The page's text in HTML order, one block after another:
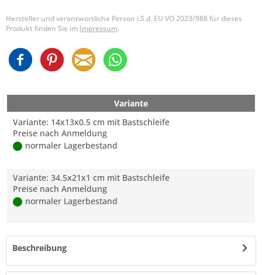
Hersteller und verantwortliche Person i.S.d. EU VO 2023/988 für dieses
Produkt finden Sie im Impressum.
Variante
Variante: 14x13x0.5 cm mit Bastschleife
Preise nach Anmeldung
normaler Lagerbestand
Variante: 34.5x21x1 cm mit Bastschleife
Preise nach Anmeldung
normaler Lagerbestand
Beschreibung